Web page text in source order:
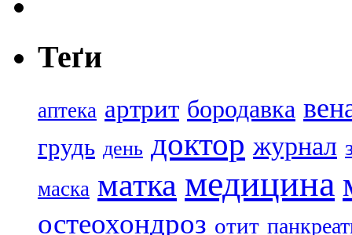
Теґи
аптека артрит бородавка
грудь день доктор журнал
маска матка медицина
остеохондроз отит